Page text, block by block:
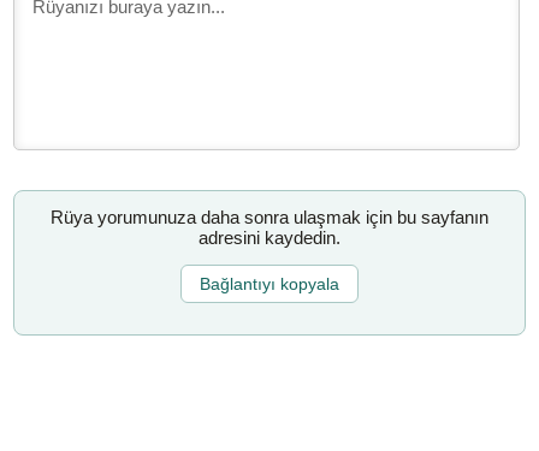
Rüya yorumunuza daha sonra ulaşmak için bu sayfanın
adresini kaydedin.
Bağlantıyı kopyala